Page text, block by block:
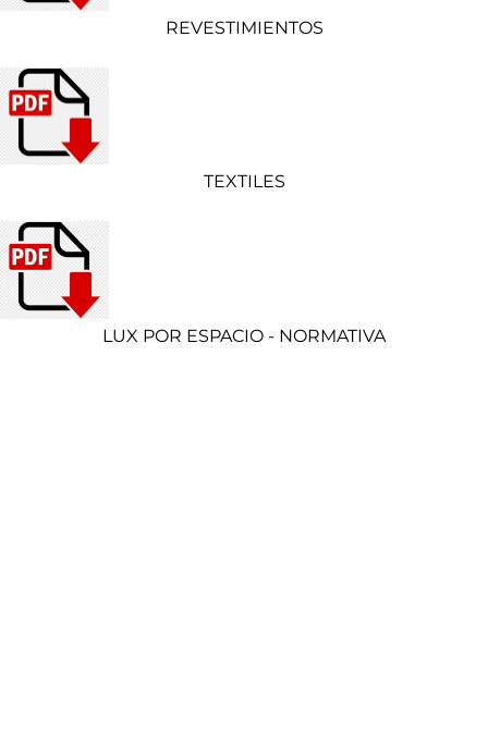
REVESTIMIENTOS
TEXTILES
LUX POR ESPACIO - NORMATIVA